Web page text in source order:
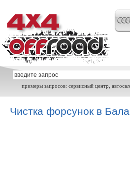
примеры запросов: сервисный центр,
Чистка форсунок в